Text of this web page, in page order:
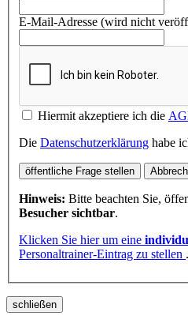
E-Mail-Adresse (wird nicht
Hiermit akzeptiere ich die
Die Datenschutzerklärung habe
öffentliche Frage stellen
Hinweis: Bitte beachten Sie,
Besucher sichtbar.
Klicken Sie hier um eine
Personaltrainer-Eintrag zu stellen .
schließen